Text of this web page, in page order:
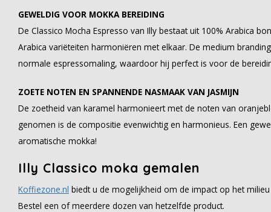
GEWELDIG VOOR MOKKA BEREIDING
De Classico Mocha Espresso van Illy bestaat uit 100% Arabica
Arabica variëteiten harmoniëren met elkaar. De medium
normale espressomaling, waardoor hij perfect is voor de
ZOETE NOTEN EN SPANNENDE NASMAAK VAN JASMIJN
De zoetheid van karamel harmonieert met de noten van
genomen is de compositie evenwichtig en harmonieus. Een
aromatische mokka!
Illy Classico moka gemalen
Koffiezone.nl biedt u de mogelijkheid om de impact op het
Bestel een of meerdere dozen van hetzelfde product.